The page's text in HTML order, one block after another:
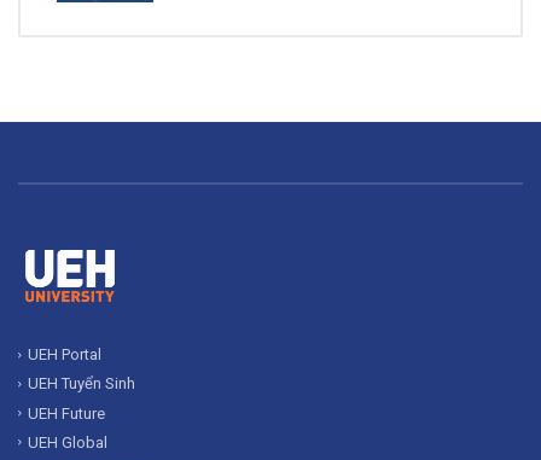
UEH Portal
UEH Tuyển Sinh
UEH Future
UEH Global